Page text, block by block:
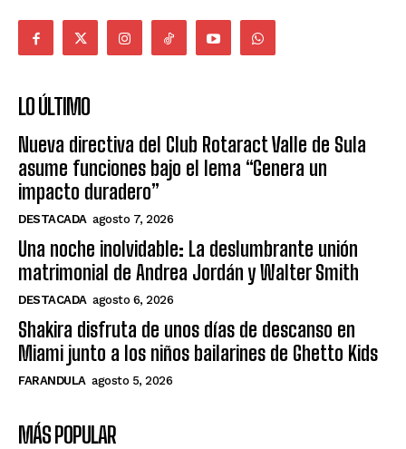
LO ÚLTIMO
Nueva directiva del Club Rotaract Valle de Sula
asume funciones bajo el lema “Genera un
impacto duradero”
DESTACADA agosto 7, 2026
Una noche inolvidable: La deslumbrante unión
matrimonial de Andrea Jordán y Walter Smith
DESTACADA agosto 6, 2026
Shakira disfruta de unos días de descanso en
Miami junto a los niños bailarines de Ghetto Kids
FARANDULA agosto 5, 2026
MÁS POPULAR